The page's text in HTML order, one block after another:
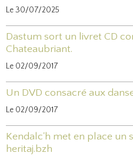
Le 30/07/2025
Dastum sort un livret CD
Chateaubriant.
Le 02/09/2017
Un DVD consacré aux
Le 02/09/2017
Kendalc'h met en place un
heritaj.bzh